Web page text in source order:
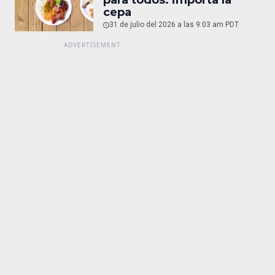
cepa
31 de julio del 2026 a las 9:03 am PDT